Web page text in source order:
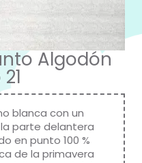
Algodón
blanca con un
parte delantera
en punto 100 %
de la primavera